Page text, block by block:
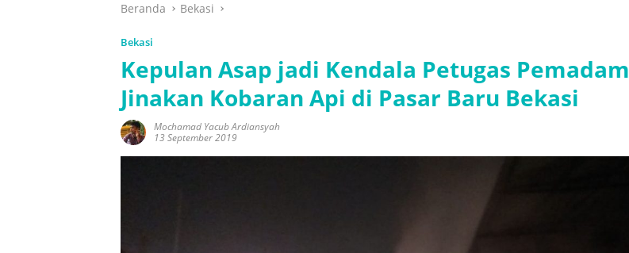
Beranda Bekasi
Bekasi
Kepulan Asap jadi Kendala Petugas Pemadam
Jinakan Kobaran Api di Pasar Baru Bekasi
Mochamad Yacub Ardiansyah
13 September 2019